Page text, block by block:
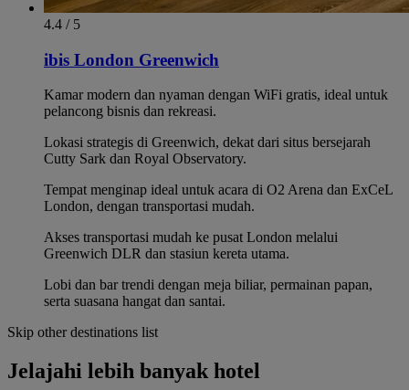
4.4 / 5
ibis London Greenwich
Kamar modern dan nyaman dengan WiFi gratis, ideal untuk
pelancong bisnis dan rekreasi.
Lokasi strategis di Greenwich, dekat dari situs bersejarah
Cutty Sark dan Royal Observatory.
Tempat menginap ideal untuk acara di O2 Arena dan ExCeL
London, dengan transportasi mudah.
Akses transportasi mudah ke pusat London melalui
Greenwich DLR dan stasiun kereta utama.
Lobi dan bar trendi dengan meja biliar, permainan papan,
serta suasana hangat dan santai.
Skip other destinations list
Jelajahi lebih banyak hotel